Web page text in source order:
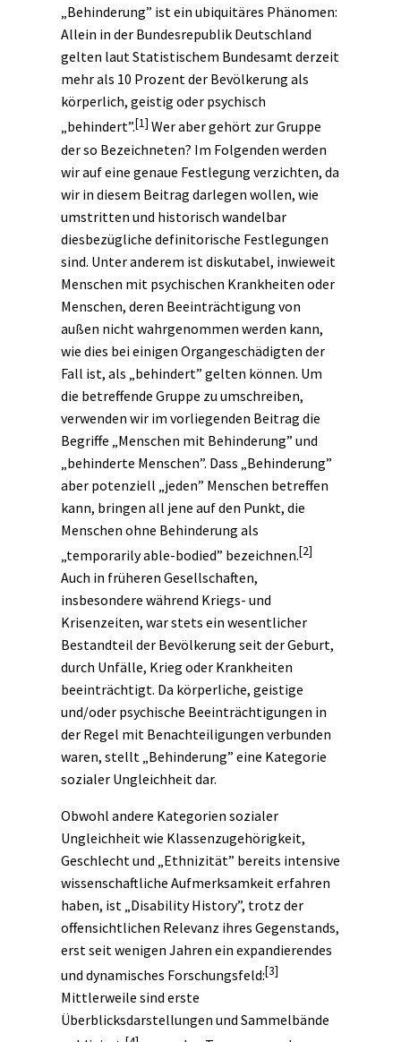
„Behinderung” ist ein ubiquitäres Phänomen:
Allein in der Bundesrepublik Deutschland
gelten laut Statistischem Bundesamt derzeit
mehr als 10 Prozent der Bevölkerung als
körperlich, geistig oder psychisch
„behindert”.[1] Wer aber gehört zur Gruppe
der so Bezeichneten? Im Folgenden werden
wir auf eine genaue Festlegung verzichten, da
wir in diesem Beitrag darlegen wollen, wie
umstritten und historisch wandelbar
diesbezügliche definitorische Festlegungen
sind. Unter anderem ist diskutabel, inwieweit
Menschen mit psychischen Krankheiten oder
Menschen, deren Beeinträchtigung von
außen nicht wahrgenommen werden kann,
wie dies bei einigen Organgeschädigten der
Fall ist, als „behindert” gelten können. Um
die betreffende Gruppe zu umschreiben,
verwenden wir im vorliegenden Beitrag die
Begriffe „Menschen mit Behinderung” und
„behinderte Menschen”. Dass „Behinderung”
aber potenziell „jeden” Menschen betreffen
kann, bringen all jene auf den Punkt, die
Menschen ohne Behinderung als
„temporarily able-bodied” bezeichnen.[2]
Auch in früheren Gesellschaften,
insbesondere während Kriegs- und
Krisenzeiten, war stets ein wesentlicher
Bestandteil der Bevölkerung seit der Geburt,
durch Unfälle, Krieg oder Krankheiten
beeinträchtigt. Da körperliche, geistige
und/oder psychische Beeinträchtigungen in
der Regel mit Benachteiligungen verbunden
waren, stellt „Behinderung” eine Kategorie
sozialer Ungleichheit dar.
Obwohl andere Kategorien sozialer
Ungleichheit wie Klassenzugehörigkeit,
Geschlecht und „Ethnizität” bereits intensive
wissenschaftliche Aufmerksamkeit erfahren
haben, ist „Disability History”, trotz der
offensichtlichen Relevanz ihres Gegenstands,
erst seit wenigen Jahren ein expandierendes
und dynamisches Forschungsfeld:[3]
Mittlerweile sind erste
Überblicksdarstellungen und Sammelbände